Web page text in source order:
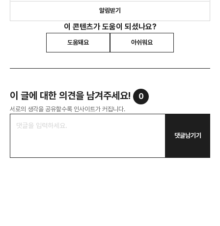
알림받기
이 콘텐츠가 도움이 되셨나요?
도움돼요 아쉬워요
이 글에 대한 의견을 남겨주세요! 0
서로의 생각을 공유할수록 인사이트가 커집니다.
댓글남기기